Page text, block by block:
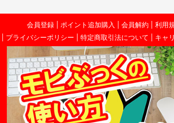
会員登録 ポイント追加購入 会員解約
利用
プライバシーポリシー 特定商取引法について キャ